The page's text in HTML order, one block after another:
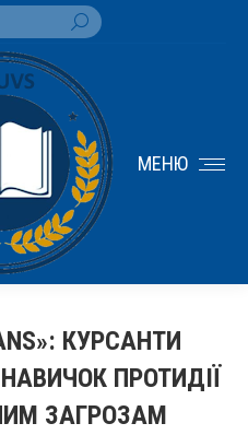
МЕНЮ
КУРСАНТИ
ПРОТИДІЇ
ЗАГРОЗАМ